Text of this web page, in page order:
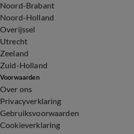
Noord-Brabant
Noord-Holland
Overijssel
Utrecht
Zeeland
Zuid-Holland
Voorwaarden
Over ons
Privacyverklaring
Gebruiksvoorwaarden
Cookieverklaring